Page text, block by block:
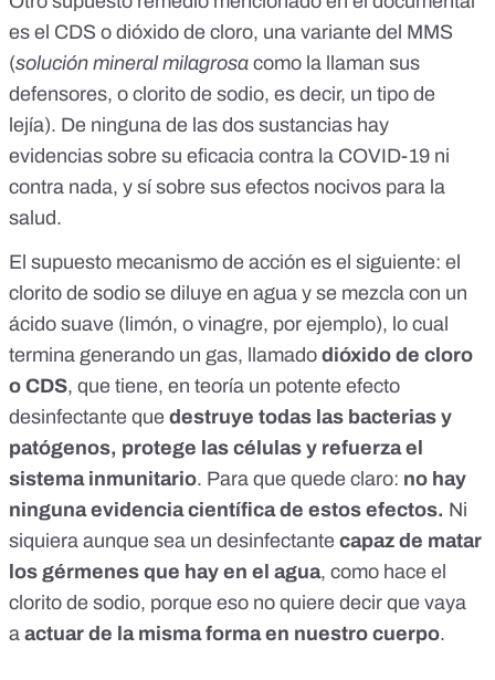
es el CDS o dióxido de cloro, una variante del MMS
(solución mineral milagrosa como la llaman sus
defensores, o clorito de sodio, es decir, un tipo de
lejía). De ninguna de las dos sustancias hay
evidencias sobre su eficacia contra la COVID-19 ni
contra nada, y sí sobre sus efectos nocivos para la
salud.
El supuesto mecanismo de acción es el siguiente: el
clorito de sodio se diluye en agua y se mezcla con un
ácido suave (limón, o vinagre, por ejemplo), lo cual
termina generando un gas, llamado dióxido de cloro
o CDS, que tiene, en teoría un potente efecto
desinfectante que destruye todas las bacterias y
patógenos, protege las células y refuerza el
sistema inmunitario. Para que quede claro: no hay
ninguna evidencia científica de estos efectos. Ni
siquiera aunque sea un desinfectante capaz de matar
los gérmenes que hay en el agua, como hace el
clorito de sodio, porque eso no quiere decir que vaya
a actuar de la misma forma en nuestro cuerpo.